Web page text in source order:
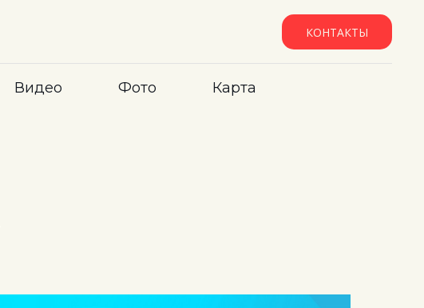
КОНТАКТЫ
Видео Фото Карта